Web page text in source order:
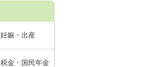
妊娠・出産
税金・国民年金